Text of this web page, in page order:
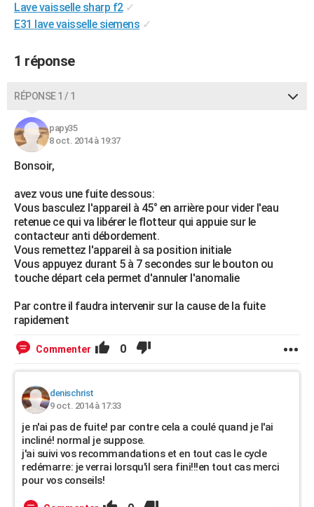
Destinations
City break
Voyage nature
Voyage de noces
Forum
Climat
+PHOTO
BONS PLANS
CARTE DE VOEUX
Carte de Noël
Carte Bonne année
Carte Saint-Valentin
Carte Pâques
Carte d'anniversaire
DICTIONNAIRE
Dictionnaire
Biographies
Citations
Expressions
Proverbes
S'inscrire
Se connecter
Lycées
Collèges
Primaires
Universités
Entreprises
Service militaire
Avis de recherche
AVIS DE DÉCÈS
FORUM
Bricolage
Lifestyle
Culture
Sport
Auto
Television
Voyage
Cinema
Lave vaisselle sharp f2 ✓
E31 lave vaisselle siemens ✓
1 réponse
RÉPONSE 1 / 1
papy35
8 oct. 2014 à 19:37
Bonsoir,
avez vous une fuite dessous:
Vous basculez l'appareil à 45° en arrière pour vider l'eau
retenue ce qui va libérer le flotteur qui appuie sur le
contacteur anti débordement.
Vous remettez l'appareil à sa position initiale
Vous appuyez durant 5 à 7 secondes sur le bouton ou
touche départ cela permet d'annuler l'anomalie
Par contre il faudra intervenir sur la cause de la fuite
rapidement
Commenter 0
denischrist
9 oct. 2014 à 17:33
je n'ai pas de fuite! par contre cela a coulé quand je l'ai
incliné! normal je suppose.
j'ai suivi vos recommandations et en tout cas le cycle
redémarre: je verrai lorsqu'il sera fini!!!en tout cas merci
pour vos conseils!